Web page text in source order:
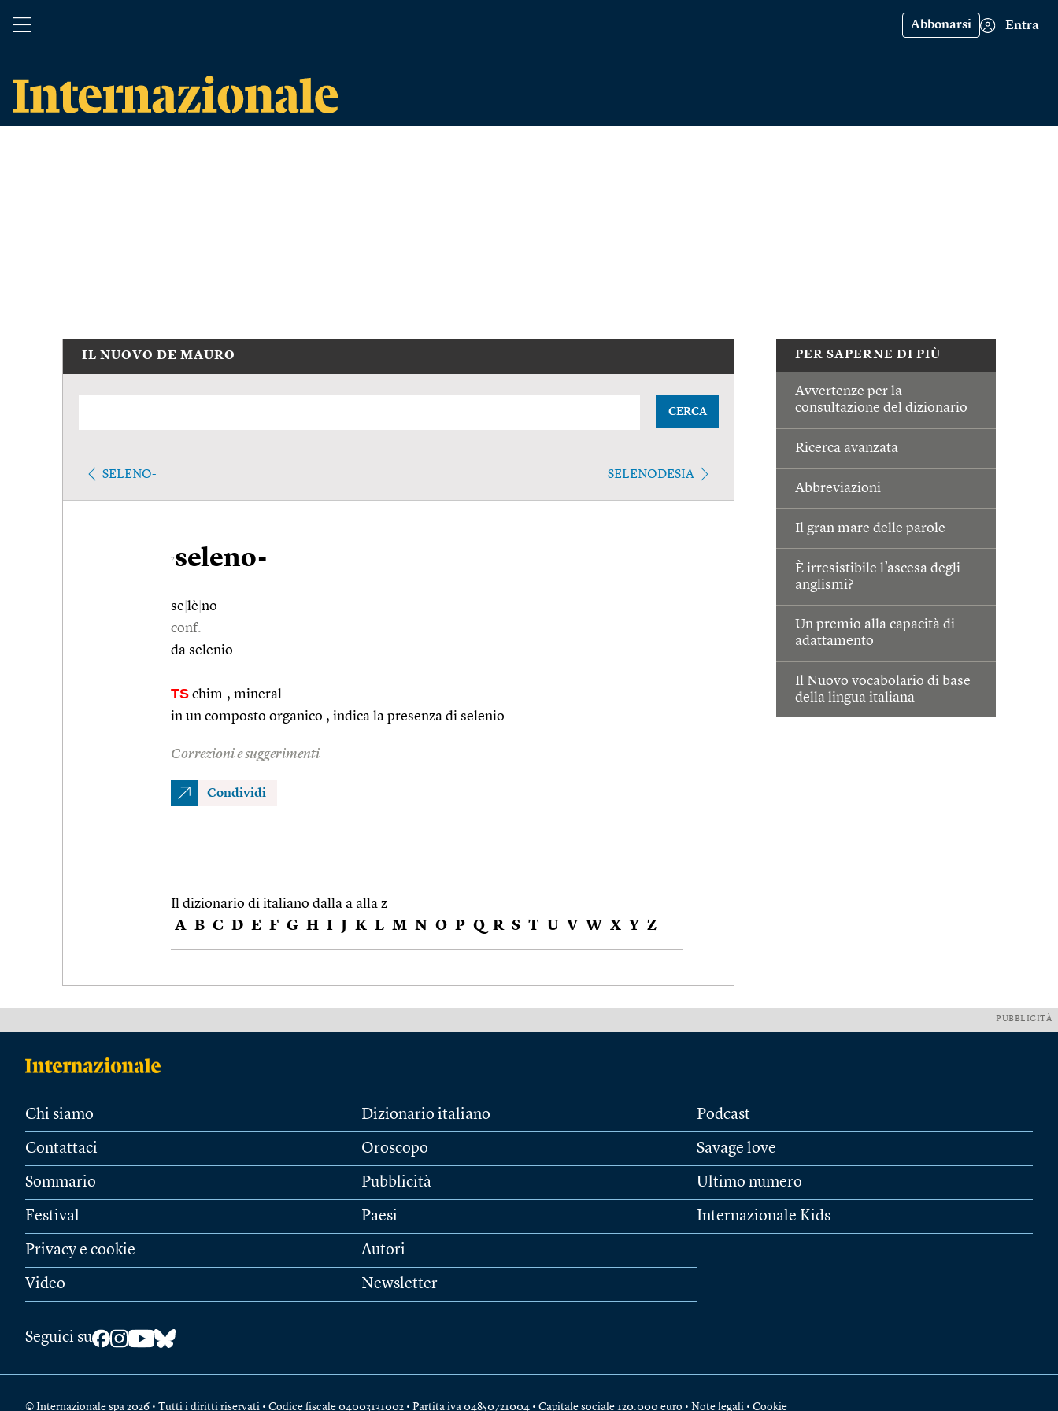
Abbonarsi Entra
PER SAPERNE DI PIÙ
Avvertenze per la
consultazione del dizionario
Ricerca avanzata
Abbreviazioni
Il gran mare delle parole
È irresistibile l’ascesa degli
anglismi?
Un premio alla capacità di
adattamento
Il Nuovo vocabolario di base
della lingua italiana
IL NUOVO DE MAURO
CERCA
SELENO- SELENODESIA
2seleno-
se lè no–
conf.
da selenio.
TS chim., mineral.
in un composto organico , indica la presenza di selenio
Correzioni e suggerimenti
Condividi
Il dizionario di italiano dalla a alla z
A B C D E F G H I J K L M N O P Q R S T U V W X Y Z
PUBBLICITÀ
Chi siamo
Contattaci
Sommario
Festival
Privacy e cookie
Video
Dizionario italiano
Oroscopo
Pubblicità
Paesi
Autori
Newsletter
Podcast
Savage love
Ultimo numero
Internazionale Kids
Seguici su
© Internazionale spa 2026 • Tutti i diritti riservati • Codice fiscale 04003131002 • Partita iva 04850721004 • Capitale sociale 120.000 euro • Note legali • Cookie